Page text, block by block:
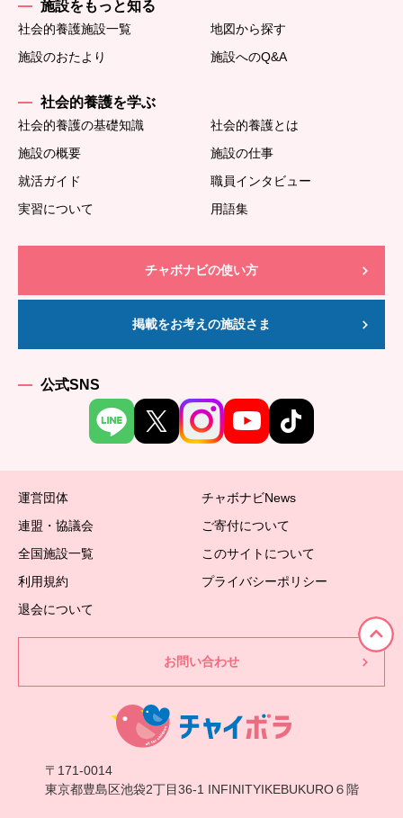
施設をもっと知る
社会的養護施設一覧
地図から探す
施設のおたより
施設へのQ&A
社会的養護を学ぶ
社会的養護の基礎知識
社会的養護とは
施設の概要
施設の仕事
就活ガイド
職員インタビュー
実習について
用語集
チャボナビの使い方
掲載をお考えの施設さま
公式SNS
運営団体
チャボナビNews
連盟・協議会
ご寄付について
全国施設一覧
このサイトについて
利用規約
プライバシーポリシー
退会について
お問い合わせ
〒171-0014
東京都豊島区池袋2丁目36-1 INFINITYIKEBUKURO６階